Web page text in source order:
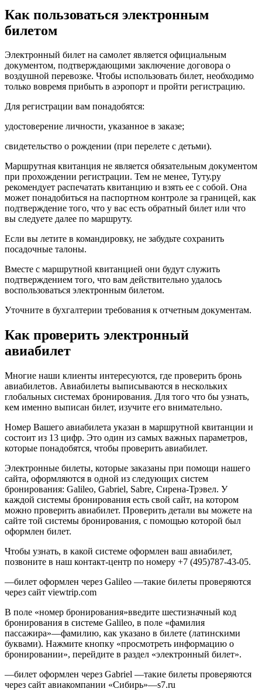
Как пользоваться электронным
билетом
Электронный билет на самолет является официальным
документом, подтверждающими заключение договора о
воздушной перевозке. Чтобы использовать билет, необходимо
только вовремя прибыть в аэропорт и пройти регистрацию.
Для регистрации вам понадобятся:
удостоверение личности, указанное в заказе;
свидетельство о рождении (при перелете с детьми).
Маршрутная квитанция не является обязательным документом
при прохождении регистрации. Тем не менее, Туту.ру
рекомендует распечатать квитанцию и взять ее с собой. Она
может понадобиться на паспортном контроле за границей, как
подтверждение того, что у вас есть обратный билет или что
вы следуете далее по маршруту.
Если вы летите в командировку, не забудьте сохранить
посадочные талоны.
Вместе с маршрутной квитанцией они будут служить
подтверждением того, что вам действительно удалось
воспользоваться электронным билетом.
Уточните в бухгалтерии требования к отчетным документам.
Как проверить электронный
авиабилет
Многие наши клиенты интересуются, где проверить бронь
авиабилетов. Авиабилеты выписываются в нескольких
глобальных системах бронирования. Для того что бы узнать,
кем именно выписан билет, изучите его внимательно.
Номер Вашего авиабилета указан в маршрутной квитанции и
состоит из 13 цифр. Это один из самых важных параметров,
которые понадобятся, чтобы проверить авиабилет.
Электронные билеты, которые заказаны при помощи нашего
сайта, оформляются в одной из следующих систем
бронирования: Galileo, Gabriel, Sabre, Сирена-Трэвел. У
каждой системы бронирования есть свой сайт, на котором
можно проверить авиабилет. Проверить детали вы можете на
сайте той системы бронирования, с помощью которой был
оформлен билет.
Чтобы узнать, в какой системе оформлен ваш авиабилет,
позвоните в наш контакт-центр по номеру +7 (495)787-43-05.
—билет оформлен через Galileo —такие билеты проверяются
через сайт viewtrip.com
В поле «номер бронирования»введите шестизначный код
бронирования в системе Galileo, в поле «фамилия
пассажира»—фамилию, как указано в билете (латинскими
буквами). Нажмите кнопку «просмотреть информацию о
бронировании», перейдите в раздел «электронный билет».
—билет оформлен через Gabriel —такие билеты проверяются
через сайт авиакомпании «Сибирь»—s7.ru